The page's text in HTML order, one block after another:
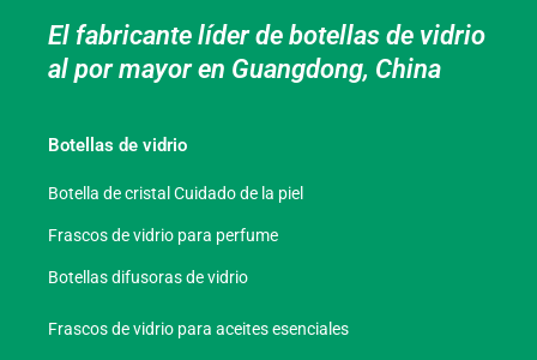
El fabricante líder de botellas de vidrio
al por mayor en Guangdong, China
Botellas de vidrio
Botella de cristal Cuidado de la piel
Frascos de vidrio para perfume
Botellas difusoras de vidrio
Frascos de vidrio para aceites esenciales